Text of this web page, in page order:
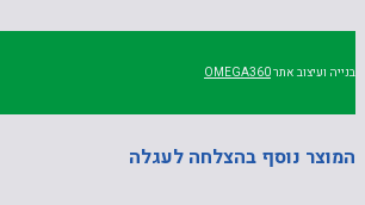
בנייה ועיצוב אתרOMEGA360
המוצר נוסף בהצלחה לעגלה